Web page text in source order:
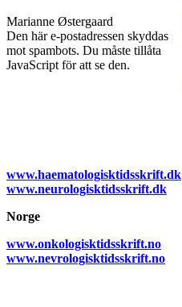
Marianne Østergaard
Den här e-postadressen skyddas
mot spambots. Du måste tillåta
JavaScript för att se den.
www.haematologisktidsskrift.dk
www.neurologisktidsskrift.dk
Norge
www.onkologisktidsskrift.no
www.nevrologisktidsskrift.no